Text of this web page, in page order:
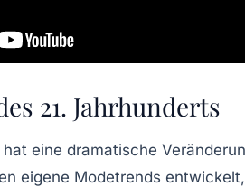
21. Jahrhunderts
hat eine dramatische
eigene Modetrends